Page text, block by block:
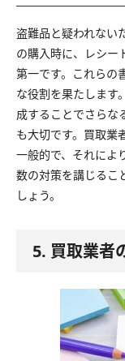
盗難品と疑われない
の購入時に、レシー
第一です。これらの
な役割を果たします
成することでさらな
も大切です。買取業
一般的で、それによ
数の対策を講じるこ
しょう。
5. 買取業者